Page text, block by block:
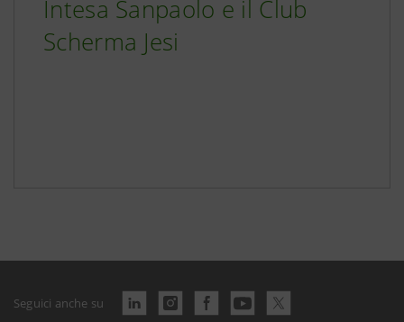
Intesa Sanpaolo e il Club
Scherma Jesi
Seguici anche su